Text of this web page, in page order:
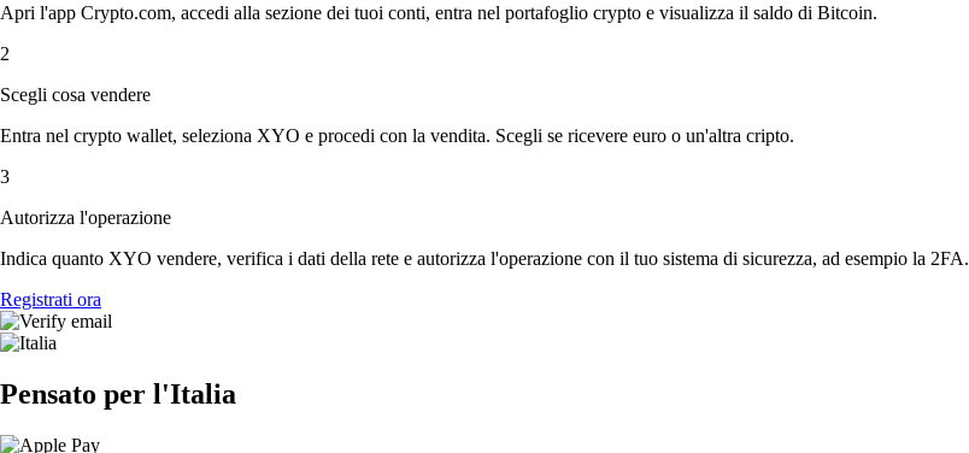
Apri l'app Crypto.com, accedi alla sezione dei tuoi conti, entra nel portafoglio crypto e visualizza il saldo di Bitcoin.
2
Scegli cosa vendere
Entra nel crypto wallet, seleziona XYO e procedi con la vendita. Scegli se ricevere euro o un'altra cripto.
3
Autorizza l'operazione
Indica quanto XYO vendere, verifica i dati della rete e autorizza l'operazione con il tuo sistema di sicurezza, ad esempio la 2FA.
Registrati ora
Pensato per l'Italia